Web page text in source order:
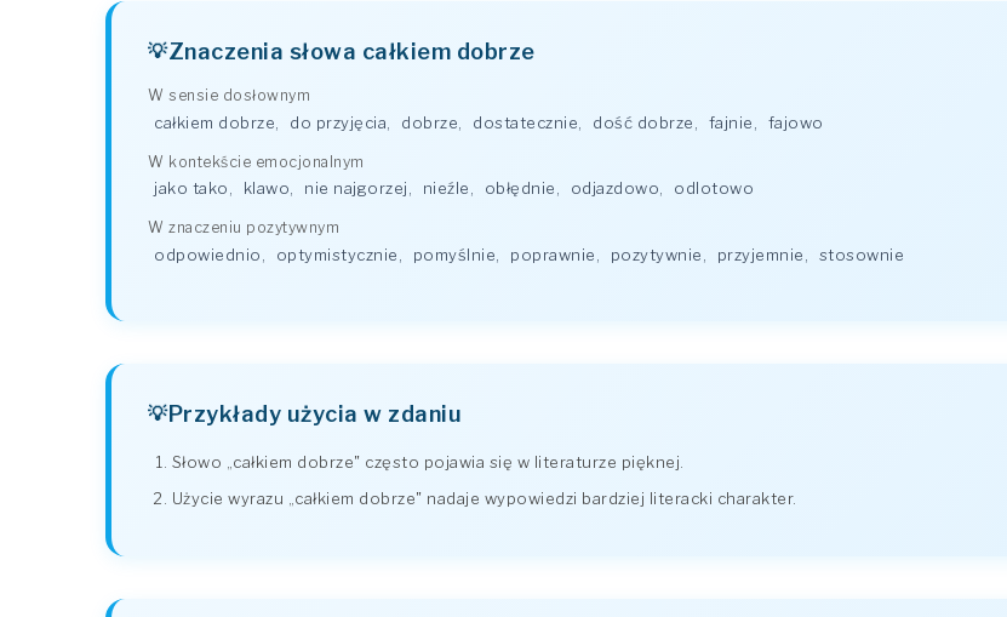
Znaczenia słowa całkiem dobrze
W sensie dosłownym
całkiem dobrze do przyjęcia dobrze dostatecznie dość dobrze fajnie fajowo
W kontekście emocjonalnym
jako tako, klawo, nie najgorzej, nieźle, obłędnie, odjazdowo, odlotowo
W znaczeniu pozytywnym
odpowiednio optymistycznie pomyślnie poprawnie pozytywnie przyjemnie stosownie
Przykłady użycia w zdaniu
Słowo „całkiem dobrze" często pojawia się w literaturze pięknej.
Użycie wyrazu „całkiem dobrze" nadaje wypowiedzi bardziej literacki charakter.